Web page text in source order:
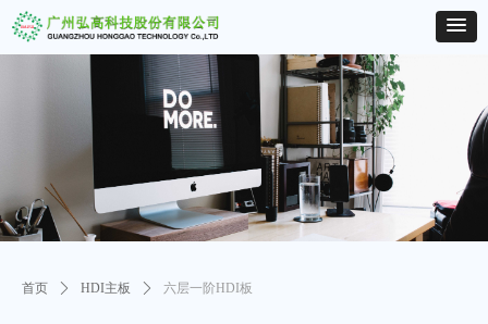
首页 ꄲ HDI主板 ꄲ 六层一阶HDI板